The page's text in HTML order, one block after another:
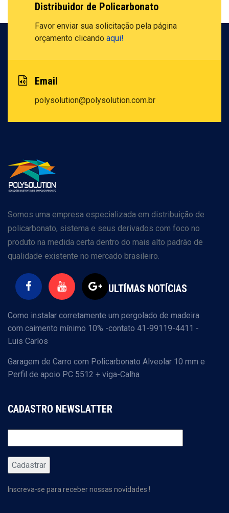
Distribuidor de Policarbonato
Favor enviar sua solicitação pela página
orçamento clicando aqui!
Email
polysolution@polysolution.com.br
Somos uma empresa especializada em distribuição de
policarbonato, sistema e seus derivados com foco no
produto na medida certa dentro do mais alto padrão de
qualidade existente no mercado brasileiro.
ULTÍMAS NOTÍCIAS
Como instalar corretamente um pergolado de madeira
com caimento mínimo 10% -contato 41-99119-4411 -
Luis Carlos
Garagem de Carro com Policarbonato Alveolar 10 mm e
Perfil de apoio PC 5512 + viga-Calha
CADASTRO NEWSLATTER
Inscreva-se para receber nossas novidades !